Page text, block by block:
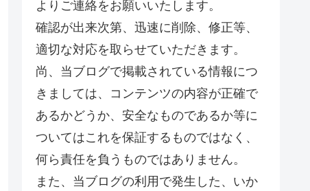
よりご連絡をお願いいたします。
確認が出来次第、迅速に削除、修正等、
適切な対応を取らせていただきます。
尚、当ブログで掲載されている情報につ
きましては、コンテンツの内容が正確で
あるかどうか、安全なものであるか等に
ついてはこれを保証するものではなく、
何ら責任を負うものではありません。
また、当ブログの利用で発生した、いか